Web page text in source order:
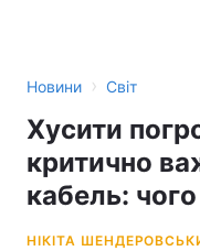
Новини › Світ
Хусити
критично
кабель:
НІКІТА